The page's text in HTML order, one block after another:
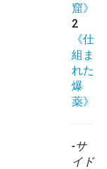
窟》
2
《仕
組ま
れた
爆
薬》
-サ
イド